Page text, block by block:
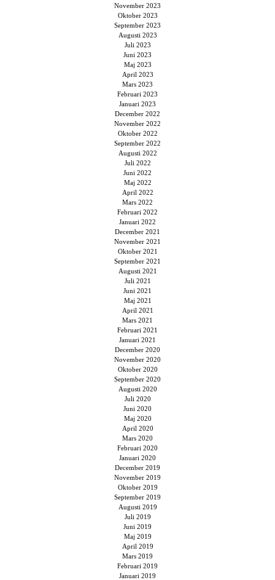
November 2023
Oktober 2023
September 2023
Augusti 2023
Juli 2023
Juni 2023
Maj 2023
April 2023
Mars 2023
Februari 2023
Januari 2023
December 2022
November 2022
Oktober 2022
September 2022
Augusti 2022
Juli 2022
Juni 2022
Maj 2022
April 2022
Mars 2022
Februari 2022
Januari 2022
December 2021
November 2021
Oktober 2021
September 2021
Augusti 2021
Juli 2021
Juni 2021
Maj 2021
April 2021
Mars 2021
Februari 2021
Januari 2021
December 2020
November 2020
Oktober 2020
September 2020
Augusti 2020
Juli 2020
Juni 2020
Maj 2020
April 2020
Mars 2020
Februari 2020
Januari 2020
December 2019
November 2019
Oktober 2019
September 2019
Augusti 2019
Juli 2019
Juni 2019
Maj 2019
April 2019
Mars 2019
Februari 2019
Januari 2019